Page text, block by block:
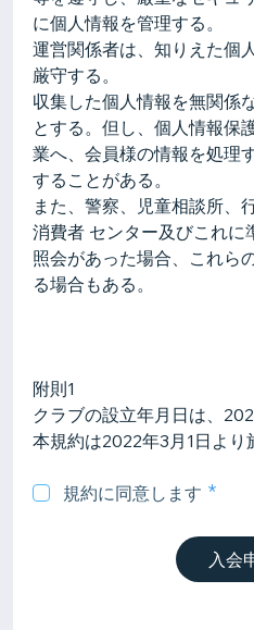
に個人情報を管理する。
運営関係者は、知りえた個
厳守する。
収集した個人情報を無関係
とする。但し、個人情報保
業へ、会員様の情報を処理
することがある。
また、警察、児童相談所、
消費者 センター及びこれ
照会があった場合、これら
る場合もある。
附則1
クラブの設立年月日は、
規約に同意します
入会